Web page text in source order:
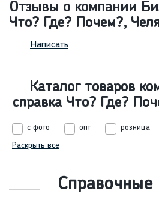
Отзывы о компании
Что? Где? Почем?,
Написать
Каталог товаров
справка Что? Где?
с фото опт
розница
Раскрыть все